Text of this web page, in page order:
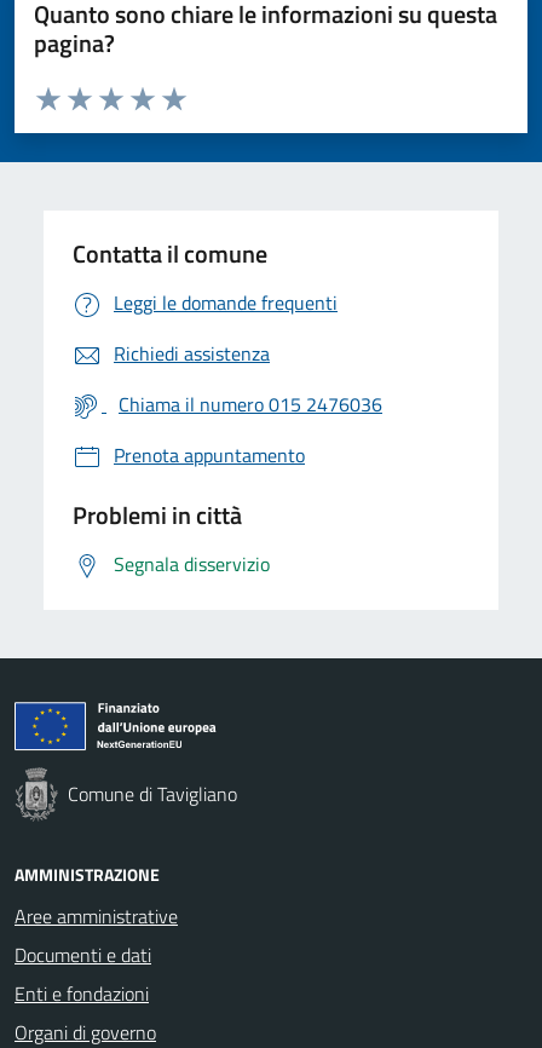
Quanto sono chiare le informazioni su questa
pagina?
Valuta da 1 a 5 stelle la pagina
Valuta 5 stelle su 5
Valuta 4 stelle su 5
Valuta 3 stelle su 5
Valuta 2 stelle su 5
Valuta 1 stelle su 5
Contatta il comune
Leggi le domande frequenti
Richiedi assistenza
Chiama il numero 015 2476036
Prenota appuntamento
Problemi in città
Segnala disservizio
Comune di Tavigliano
AMMINISTRAZIONE
Aree amministrative
Documenti e dati
Enti e fondazioni
Organi di governo